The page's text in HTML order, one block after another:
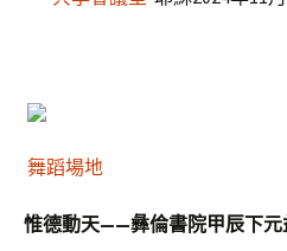
舞蹈場地
惟德動天——彝倫書院甲辰下元